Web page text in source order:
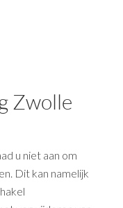
Zwolle
u niet aan om
Dit kan namelijk